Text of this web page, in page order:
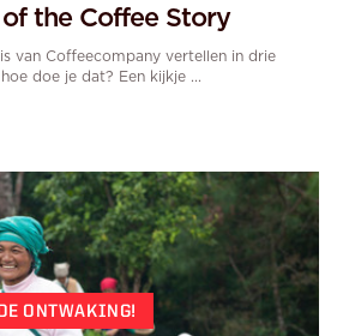
of the Coffee Story
van Coffeecompany vertellen in drie
doe je dat? Een kijkje ...
DE ONTWAKING!